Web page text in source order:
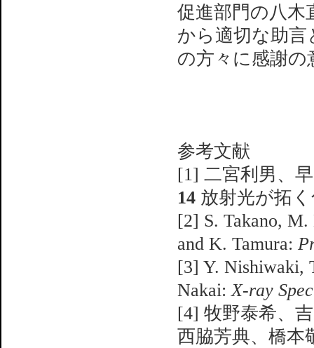
促進部門の八木
から適切な助
の方々に感謝
参考文献
[1] 二宮利男、
14 放射光が拓
[2] S. Takano,
and K. Tamura:
[3] Y. Nishiwaki,
Nakai:X-ray
[4] 牧野泰希、
西脇芳典、橋本